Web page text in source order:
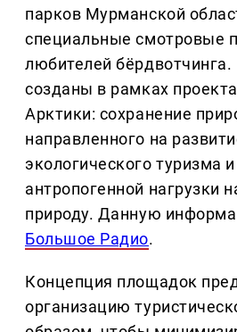
парков Мурманской
специальные смотровые
любителей
созданы в рамках
Арктики: сохранение
направленного на
экологического туризма
антропогенной нагрузки
природу. Данную
Большое Радио.
Концепция площадок
организацию